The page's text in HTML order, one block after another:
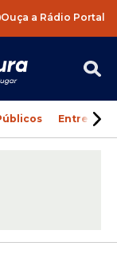
Ouça a Rádio Portal